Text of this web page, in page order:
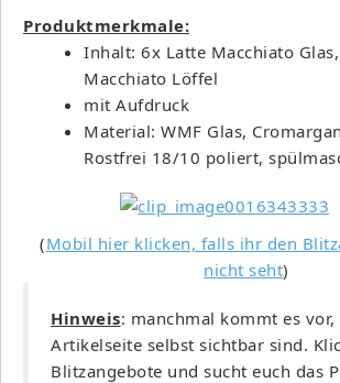
Produktmerkmale:
Inhalt: 6x Latte Macchiato
Macchiato Löffel
mit Aufdruck
Material: WMF Glas,
Rostfrei 18/10 poliert,
(Mobil hier klicken, falls ihr den
nicht seht)
Hinweis: manchmal kommt es
Artikelseite selbst sichtbar sind.
Blitzangebote und sucht euch das